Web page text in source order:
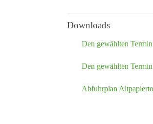
Downloads
Den gewählten
Den gewählten
Abfuhrplan